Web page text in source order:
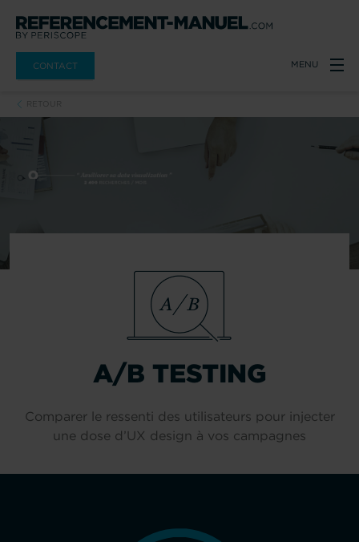
MENU
CONTACT
A/B TESTING
Comparer le ressenti des utilisateurs pour injecter
une dose d’UX design à vos campagnes